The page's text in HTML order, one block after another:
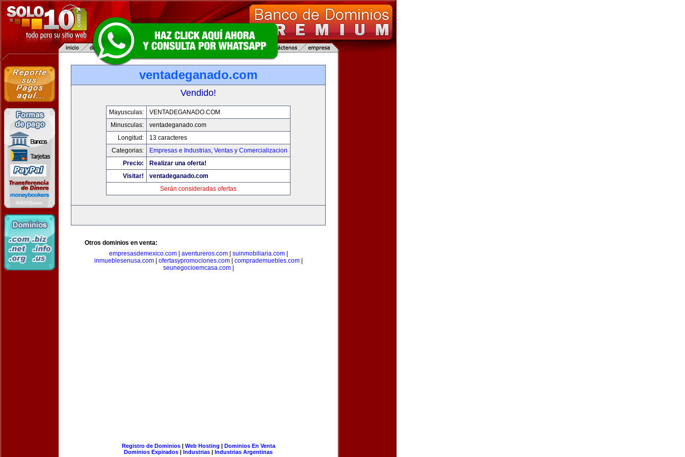
ventadeganado.com
Vendido!
Mayusculas:
VENTADEGANADO.COM
Minusculas:
ventadeganado.com
Longitud:
13 caracteres
Categorias:
Empresas e Industrias, Ventas y Comercializacion
Precio:
Realizar una oferta!
Visitar!
ventadeganado.com
Serán consideradas ofertas
Otros dominios en venta:
empresasdemexico.com| aventureros.com| suinmobiliaria.com|
inmueblesenusa.com| ofertasypromociones.com| comprademuebles.com|
seunegocioemcasa.com|
Registro de Dominios| Web Hosting | Dominios En Venta
Dominios Expirados | Industrias | Industrias Argentinas